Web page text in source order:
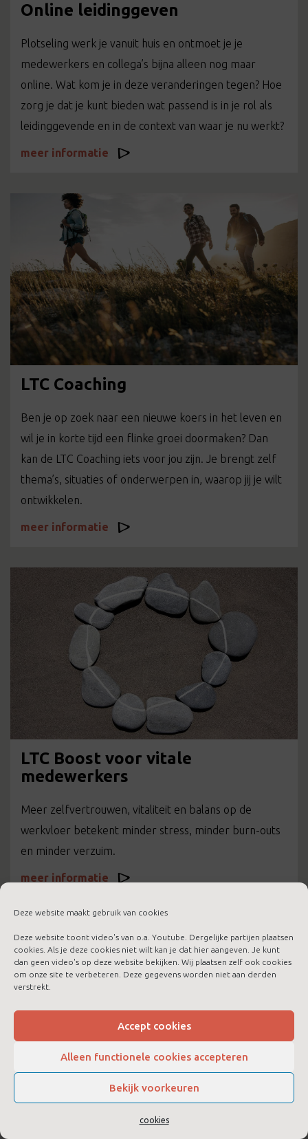
Deze website maakt gebruik van cookies
Deze website toont video's van o.a. Youtube. Dergelijke partijen plaatsen
cookies. Als je deze cookies niet wilt kan je dat hier aangeven. Je kunt
dan geen video's op deze website bekijken. Wij plaatsen zelf ook cookies
om onze site te verbeteren. Deze gegevens worden niet aan derden
verstrekt.
Accept cookies
Alleen functionele cookies accepteren
Bekijk voorkeuren
cookies
Online leidinggeven
Plotseling werk je vanuit huis en ontmoet je je
medewerkers en collega’s bijna alleen nog maar
online. Wat kom je in deze veranderingen tegen? Hoe
zorg je dat je kunt bieden wat passend is in je rol als
leidinggevende en in de context van waar je nu werkt?
meer informatie
LTC Coaching
Ben je op zoek naar een nieuwe koers in het leven en
wil je in korte tijd een flinke groei doormaken? Dan
kan de LTC Coaching iets voor jou zijn. Je brengt zelf
thema’s, situaties of onderwerpen in, waarop jij je wilt
ontwikkelen.
meer informatie
LTC Boost voor vitale
medewerkers
Meer zelfvertrouwen, vitaliteit en balans op de
werkvloer betekent minder stress, minder burn-outs
en minder verzuim.
meer informatie
LTC Boost voor jezelf